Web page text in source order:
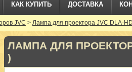
КАК КУПИТЬ ДОСТАВКА
JVC > Лампа для проектора JVC DLA-
ЛАМПА ДЛЯ ПРОЕКТОРА
)